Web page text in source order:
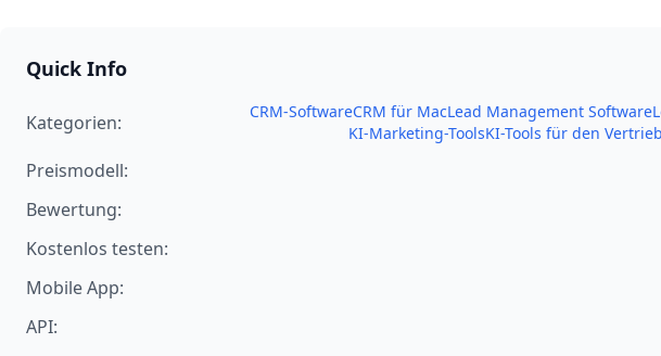
Quick Info
Kategorien: CRM-SoftwareCRM für MacLead Management Software
KI-Marketing-ToolsKI-Tools für den Vertrieb
Preismodell:
Bewertung:
Kostenlos testen:
Mobile App:
API: